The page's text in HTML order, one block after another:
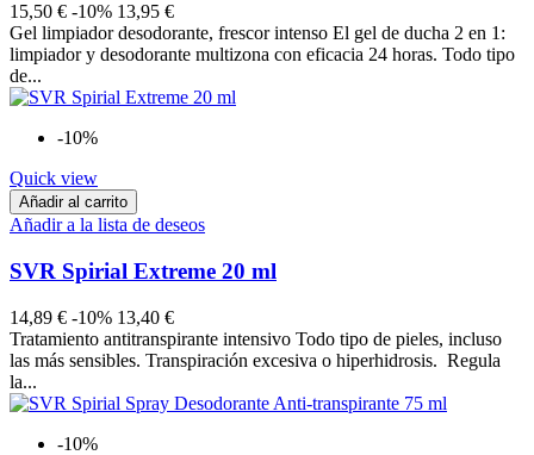
15,50 € -10% 13,95 €
Gel limpiador desodorante, frescor intenso El gel de ducha 2 en 1:
limpiador y desodorante multizona con eficacia 24 horas. Todo tipo
de...
-10%
Quick view
Añadir al carrito
Añadir a la lista de deseos
SVR Spirial Extreme 20 ml
14,89 € -10% 13,40 €
Tratamiento antitranspirante intensivo Todo tipo de pieles, incluso
las más sensibles. Transpiración excesiva o hiperhidrosis. Regula
la...
-10%